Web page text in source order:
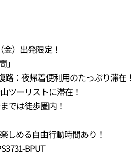
金）出発限定！
」
：夜帰着便利用のたっぷり滞在！
ツーリストに滞在！
では徒歩圏内！
しめる自由行動時間あり！
BPUT